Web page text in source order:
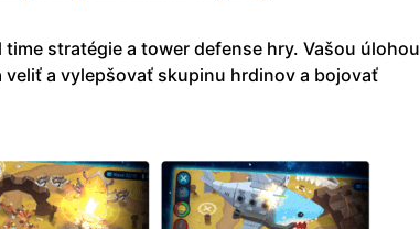
time stratégie a tower defense hry. Vašou úlohou
a vylepšovať skupinu hrdinov a bojovať